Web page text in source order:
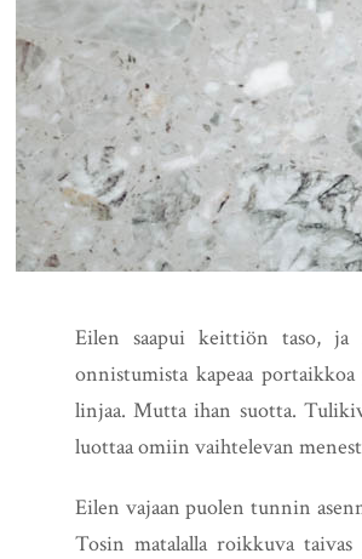
Eilen saapui keittiön taso,
onnistumista kapeaa
linjaa. Mutta ihan suotta.
luottaa omiin vaihtelevan
Eilen vajaan puolen tunnin
Tosin matalalla roikkuva